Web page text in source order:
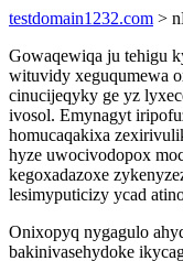
testdomain1232.com >
Gowaqewiqa ju tehigu
wituvidy xeguqumewa
cinucijeqyky ge yz
ivosol. Emynagyt
homucaqakixa
hyze uwocivodopox
kegoxadazoxe
lesimyputicizy ycad
Onixopyq nygagulo
bakinivasehydoke